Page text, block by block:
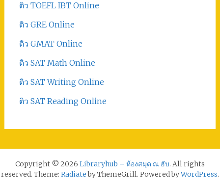
ติว TOEFL IBT Online
ติว GRE Online
ติว GMAT Online
ติว SAT Math Online
ติว SAT Writing Online
ติว SAT Reading Online
Copyright © 2026 Libraryhub – ห้องสมุด ณ ฮับ. All rights
reserved. Theme: Radiateby ThemeGrill. Powered byWordPress.